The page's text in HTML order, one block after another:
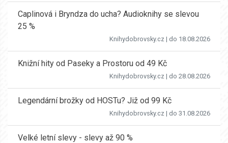
Caplinová i Bryndza do ucha? Audioknihy se slevou
25 %
Knihydobrovsky.cz | do 18.08.2026
Knižní hity od Paseky a Prostoru od 49 Kč
Knihydobrovsky.cz | do 28.08.2026
Legendární brožky od HOSTu? Již od 99 Kč
Knihydobrovsky.cz | do 31.08.2026
Velké letní slevy - slevy až 90 %